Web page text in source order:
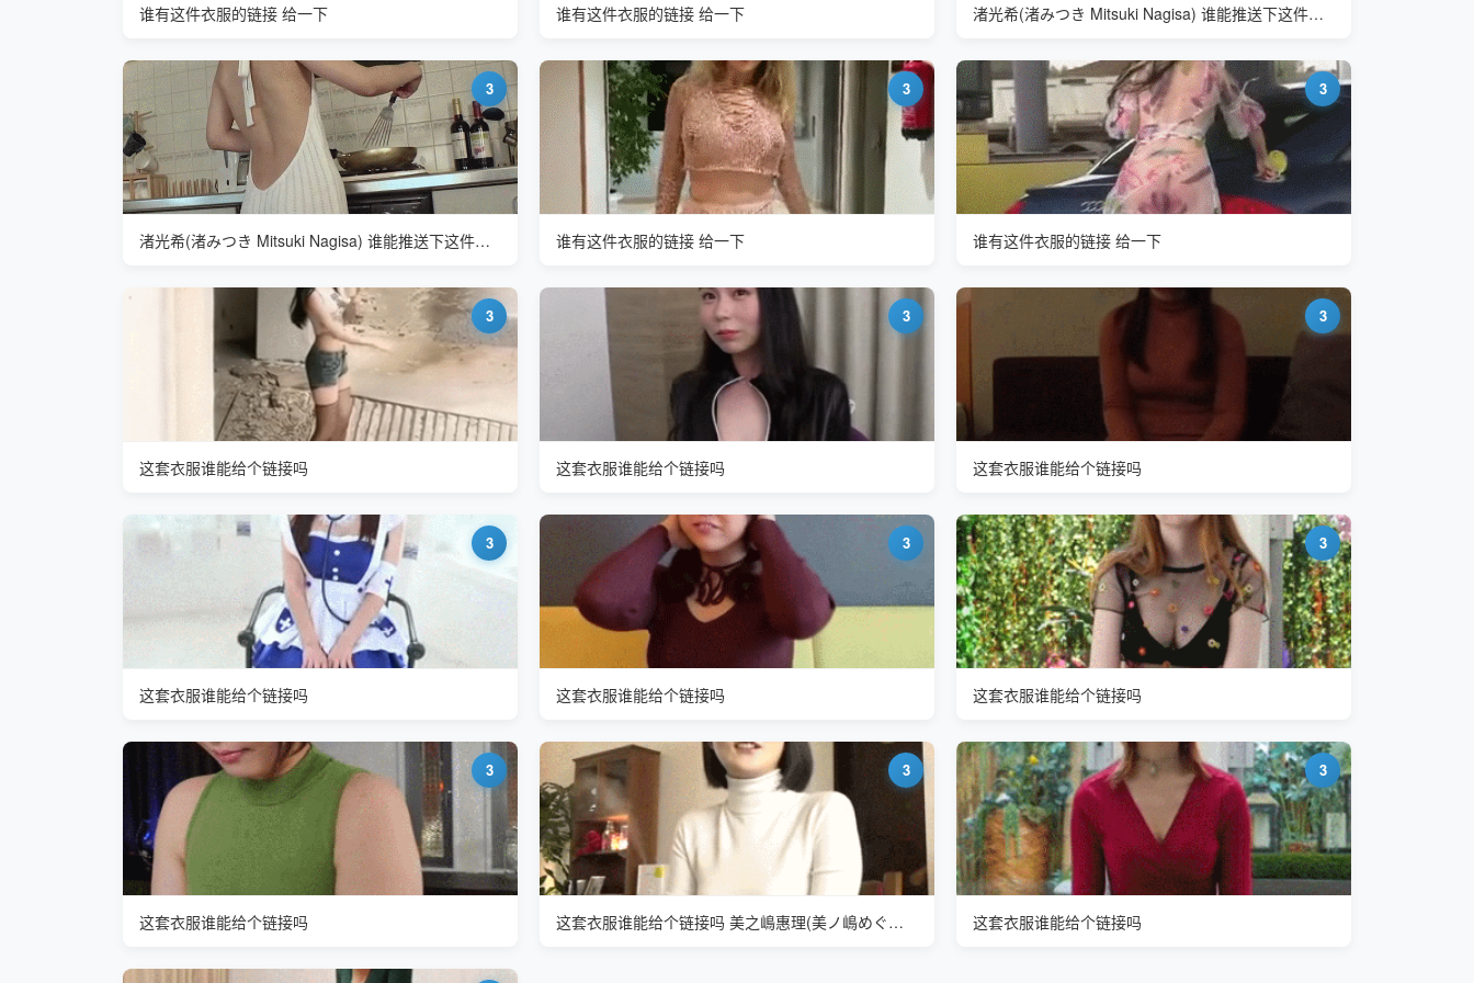
谁有这件衣服的链接 给一下 谁有这件衣服的链接 给一下 渚光希(渚みつき Mitsuki Nagisa) 谁能推送下这件衣服的链接
3
渚光希(渚みつき Mitsuki Nagisa) 谁能推送下这件衣服的链接
3
谁有这件衣服的链接 给一下
3
谁有这件衣服的链接 给一下
3
这套衣服谁能给个链接吗
3
这套衣服谁能给个链接吗
3
这套衣服谁能给个链接吗
3
这套衣服谁能给个链接吗
3
这套衣服谁能给个链接吗
3
这套衣服谁能给个链接吗
3
这套衣服谁能给个链接吗
3
这套衣服谁能给个链接吗 美之嶋惠理(美ノ嶋めぐり Meguri Minoshima)
3
这套衣服谁能给个链接吗